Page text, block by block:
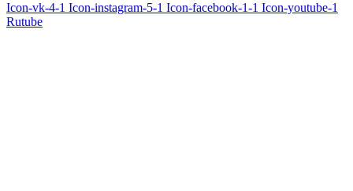
Icon-vk-4-1 Icon-instagram-5-1 Icon-facebook-1-1 Icon-youtube-1
Rutube